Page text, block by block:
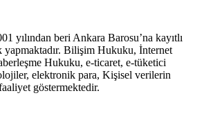
yılından beri Ankara Barosu’na kayıtlı
yapmaktadır. Bilişim Hukuku, İnternet
Hukuku, e-ticaret, e-tüketici
elektronik para, Kişisel verilerin
göstermektedir.